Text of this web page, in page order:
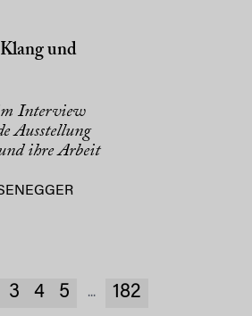
und
Interview
Ausstellung
ihre Arbeit
3 4 5 ... 182